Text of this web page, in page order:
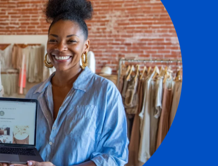
Historias de quienes crecieron con
Tiendanube